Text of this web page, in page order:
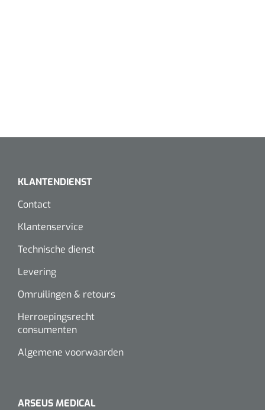
KLANTENDIENST
Contact
Klantenservice
Technische dienst
Levering
Omruilingen & retours
Herroepingsrecht
consumenten
Algemene voorwaarden
ARSEUS MEDICAL